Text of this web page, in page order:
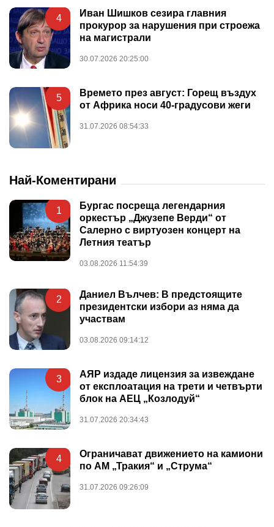
4
Иван Шишков сезира главния
прокурор за нарушения при строежа
на магистрали
30.07.2026 20:25:00
5
Времето през август: Горещ въздух
от Африка носи 40-градусови жеги
31.07.2026 08:54:33
Най-Коментирани
1
Бургас посреща легендарния
оркестър „Джузепе Верди“ от
Салерно с виртуозен концерт на
Летния театър
03.08.2026 11:54:39
2
Даниел Вълчев: В предстоящите
президентски избори аз няма да
участвам
03.08.2026 09:14:12
3
АЯР издаде лицензия за извеждане
от експлоатация на трети и четвърти
блок на АЕЦ „Козлодуй“
31.07.2026 20:34:43
4
Ограничават движението на камиони
по АМ „Тракия“ и „Струма“
31.07.2026 09:26:09